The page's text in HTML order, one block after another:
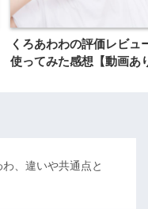
くろあわわの評価レビュ
使ってみた感想【動画あ
、違いや共通点と